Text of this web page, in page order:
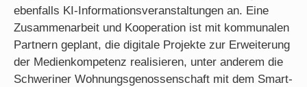
ebenfalls KI-Informationsveranstaltungen an. Eine
Zusammenarbeit und Kooperation ist mit kommunalen
Partnern geplant, die digitale Projekte zur Erweiterung
der Medienkompetenz realisieren, unter anderem die
Schweriner Wohnungsgenossenschaft mit dem Smart-